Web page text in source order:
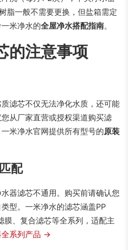
脂一般不需要更换，但盐箱需定
米净水的全屋净水搭配指南。
的注意事项
滤芯不仅无法净化水质，还可能
从厂家直营或授权渠道购买滤
米净水官网提供所有型号的原装
配
器滤芯不通用。购买前请确认您
型。一米净水的滤芯涵盖PP
膜、复合滤芯等全系列，适配主
全系列产品 →